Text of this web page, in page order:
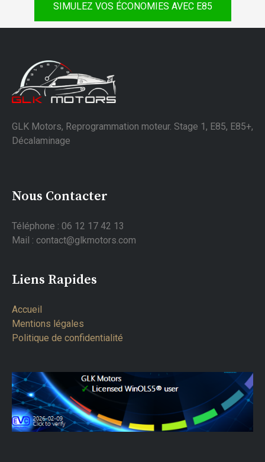
SIMULEZ VOS ÉCONOMIES AVEC E85
GLK Motors, Reprogrammation moteur. Stage 1, E85, E85+,
Décalaminage
Nous Contacter
Téléphone : 06 12 17 42 13
Mail : contact@glkmotors.com
Liens Rapides
Accueil
Mentions légales
Politique de confidentialité